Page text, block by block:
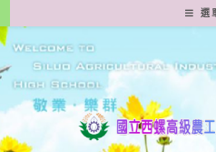
轉
至
要
容
選